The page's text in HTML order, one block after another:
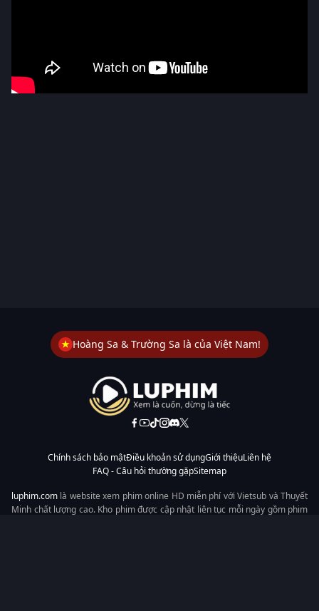
Hoàng Sa & Trường Sa là của Việt Nam!
Chính sách bảo mậtĐiều khoản sử dụngGiới thiệuLiên hệ
FAQ - Câu hỏi thường gặpSitemap
luphim.com là website xem phim online HD miễn phí với Vietsub và Thuyết
Minh chất lượng cao. Kho phim được cập nhật liên tục mỗi ngày gồm phim